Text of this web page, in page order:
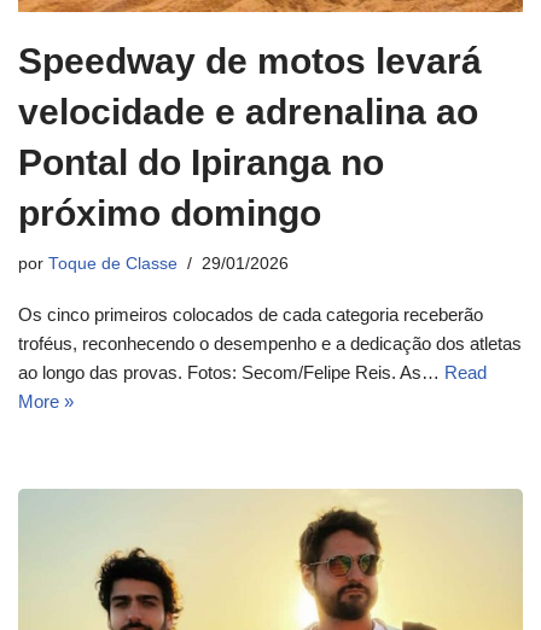
Speedway de motos levará
velocidade e adrenalina ao
Pontal do Ipiranga no
próximo domingo
por Toque de Classe 29/01/2026
Os cinco primeiros colocados de cada categoria receberão
troféus, reconhecendo o desempenho e a dedicação dos atletas
ao longo das provas. Fotos: Secom/Felipe Reis. As… Read
More »